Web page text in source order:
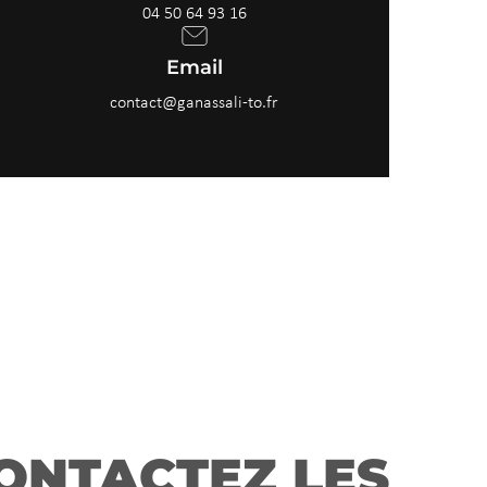
04 50 64 93 16
Email
contact@ganassali-to.fr